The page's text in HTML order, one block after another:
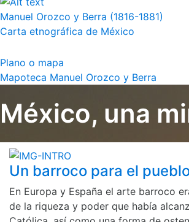
Manuel Orozco y Berra (1816-1881)
Carta etnográfica de México
Plano o mapa
Mapoteca Manuel Orozco y Berra
México, una
Un barroco para el
En Europa y España el arte barroco
de la riqueza y poder que había